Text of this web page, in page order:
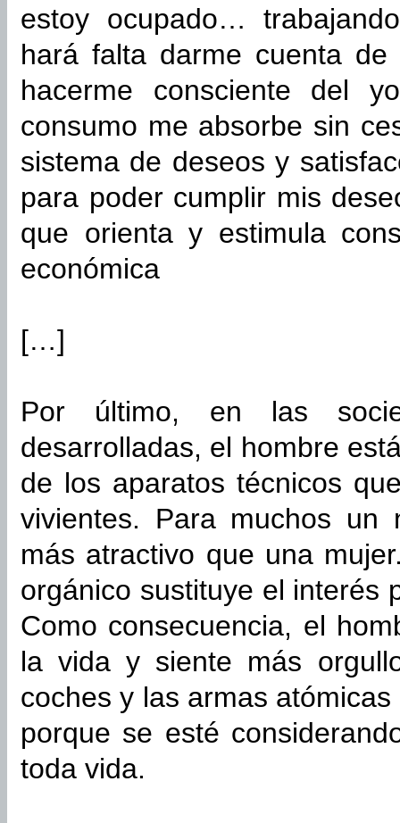
estoy ocupado…
hará falta darme cuenta
hacerme consciente del
consumo me absorbe sin
sistema de deseos y
para poder cumplir mis
que orienta y estimula
económica
[…]
Por último, en las
desarrolladas, el hombre
de los aparatos técnicos
vivientes. Para muchos un
más atractivo que una
orgánico sustituye el interés
Como consecuencia, el
la vida y siente más
coches y las armas
porque se esté
toda vida.